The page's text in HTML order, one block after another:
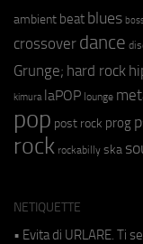
ambient beat blues
crossover dance
Grunge; hard rock
kimura laPOP lounge
pop post rock prog
rock rockabilly ska
NETIQUETTE
• Evita di URLARE. Ti